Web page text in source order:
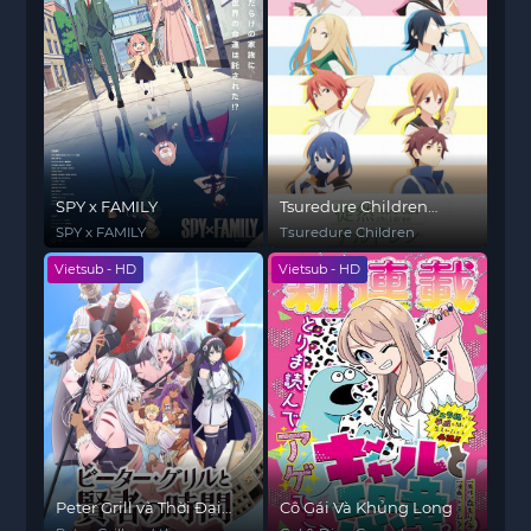
SPY x FAMILY
SPY x FAMILY
Tsuredure Children
Nhiệt huyết tuổi trẻ
Tsuredure Children
Vietsub - HD
Peter Grill và Thời Đại
Vietsub - HD
Cô Gái Và Khủng Long